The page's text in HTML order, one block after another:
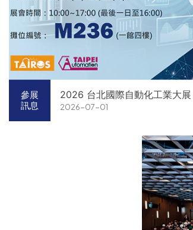
參展
訊息
2026 台北國際自動化工業大展
2026-07-01